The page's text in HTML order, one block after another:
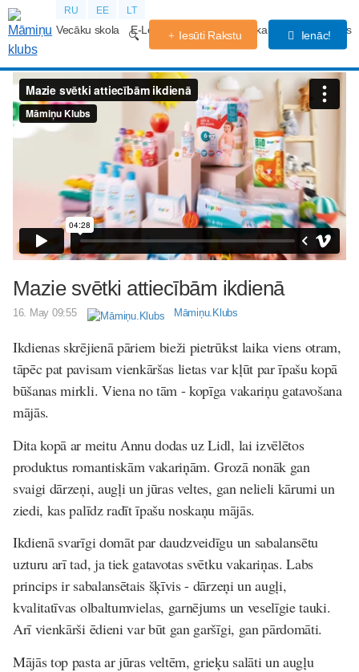
RU EE LT
Vecāku skola E-Lekcijas Grūtniecības kalendārs Forums
Iesūti Rakstu Ienāc!
Mazie svētki attiecībām ikdienā
16. May 09:55 Māmiņu.Klubs
Ikdienas skrējienā pāriem bieži pietrūkst laika viens otram,
tāpēc pat pavisam vienkāršas lietas var kļūt par īpašu kopā
būšanas mirkli. Viena no tām - kopīga vakariņu gatavošana
mājās.
Dita kopā ar meitu Annu dodas uz Lidl, lai izvēlētos
produktus romantiskām vakariņām. Grozā nonāk gan
svaigi dārzeņi, augļi un jūras veltes, gan nelieli kārumi un
ziedi, kas palīdz radīt īpašu noskaņu mājās.
Ikdienā svarīgi domāt par daudzveidīgu un sabalansētu
uzturu arī tad, ja tiek gatavotas svētku vakariņas. Labs
princips ir sabalansētais šķīvis - dārzeņi un augļi,
kvalitatīvas olbaltumvielas, garnējums un veselīgie tauki.
Arī vienkārši ēdieni var būt gan garšīgi, gan pārdomāti.
Mājās top pasta ar jūras veltēm, grieķu salāti un augļu